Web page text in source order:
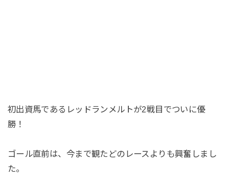
初出資馬であるレッドランメルトが2戦目でついに優
勝！
ゴール直前は、今まで観たどのレースよりも興奮しまし
た。